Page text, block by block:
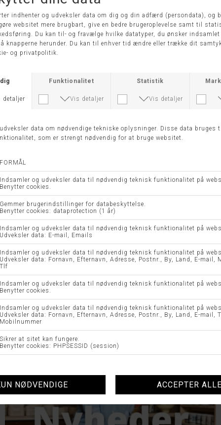
XS
DKK 2.399,00 DKK 1.199,50
50
-50%
42 44 46
MIRANDA JAKKE - JUNGE
DKK 1.999,00 DKK 999,50
MEGAN JAKKE - JUNGE
DKK 1.999,00 DKK 999,50
UDFORSK VORES TOPKATEGORIER